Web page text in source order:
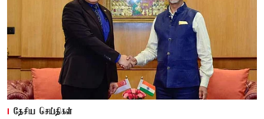
தேசிய செய்திகள்